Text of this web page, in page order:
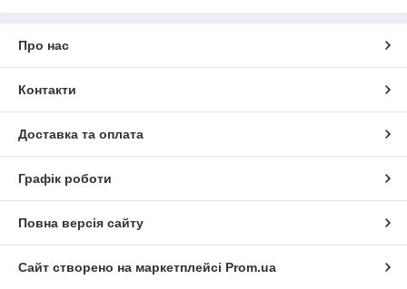
Про нас
Контакти
Доставка та оплата
Графік роботи
Повна версія сайту
Сайт створено на маркетплейсі Prom.ua